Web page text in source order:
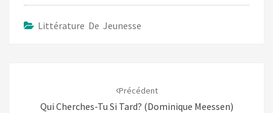
Littérature De Jeunesse
Précédent
Qui Cherches-Tu Si Tard? (Dominique Meessen)